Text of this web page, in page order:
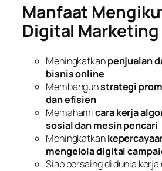
Manfaat
Digital Marketing
Meningkatkanpenjualan
bisnis online
Membangunstrategi
dan efisien
Memahamicara kerja
sosial dan mesin pencari
Meningkatkan
mengelola digital
Siap bersaing di dunia